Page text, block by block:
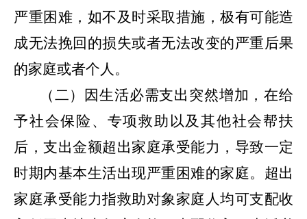
严重困难，如不及时采取措施，极有可能造
成无法挽回的损失或者无法改变的严重后果
的家庭或者个人 。
（二）
因生活必需支出突然增加，在给
予社会保险、专项救助以及其他社会帮扶
后，支出金额超出家庭承受能力，导致一定
时期内基本生活出现严重困难的家庭。超出
家庭承受能力指救助对象家庭人均可支配收